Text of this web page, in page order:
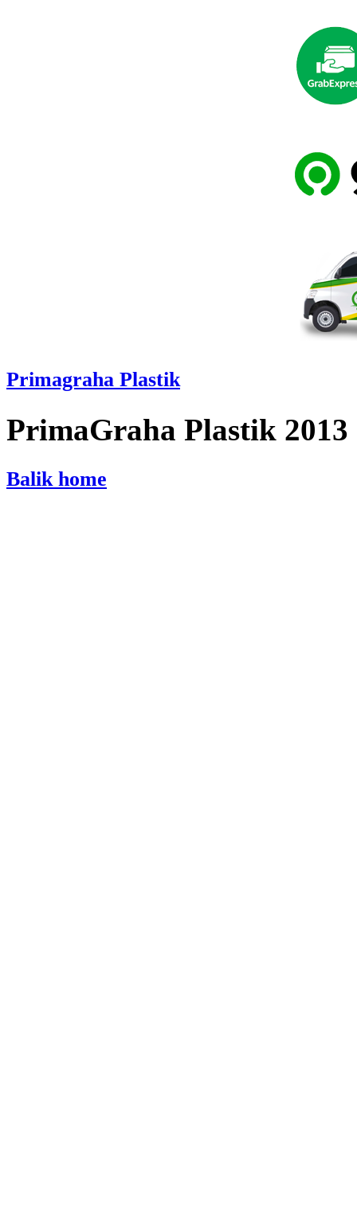
Primagraha Plastik
PrimaGraha Plastik 2013
Balik home